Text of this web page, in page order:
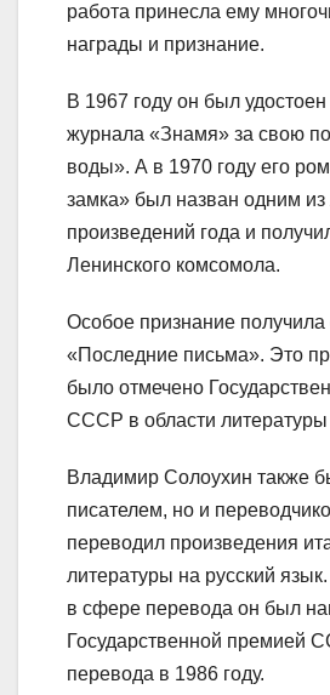
работа принесла ему
награды и признание.
В 1967 году он был
журнала «Знамя» за свою
воды». А в 1970 году его
замка» был назван одним
произведений года и
Ленинского комсомола.
Особое признание получила
«Последние письма». Это
было отмечено
СССР в области литературы
Владимир Солоухин также
писателем, но и
переводил произведения
литературы на русский
в сфере перевода он был
Государственной премией
перевода в 1986 году.